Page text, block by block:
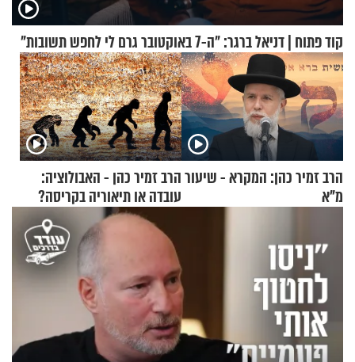
קוד פתוח | דניאל ברגר: "ה-7 באוקטובר גרם לי לחפש תשובות"
הרב זמיר כהן: המקרא - שיעור
מ"א
הרב זמיר כהן - האבולוציה:
עובדה או תיאוריה בקריסה?